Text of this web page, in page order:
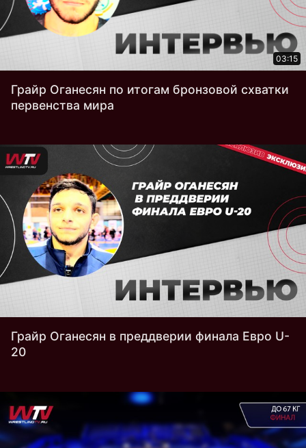
03:15
Грайр Оганесян по итогам бронзовой схватки
первенства мира
Грайр Оганесян в преддверии финала Евро U-
20